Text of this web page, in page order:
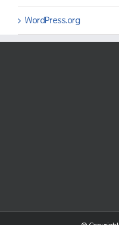
WordPress.org